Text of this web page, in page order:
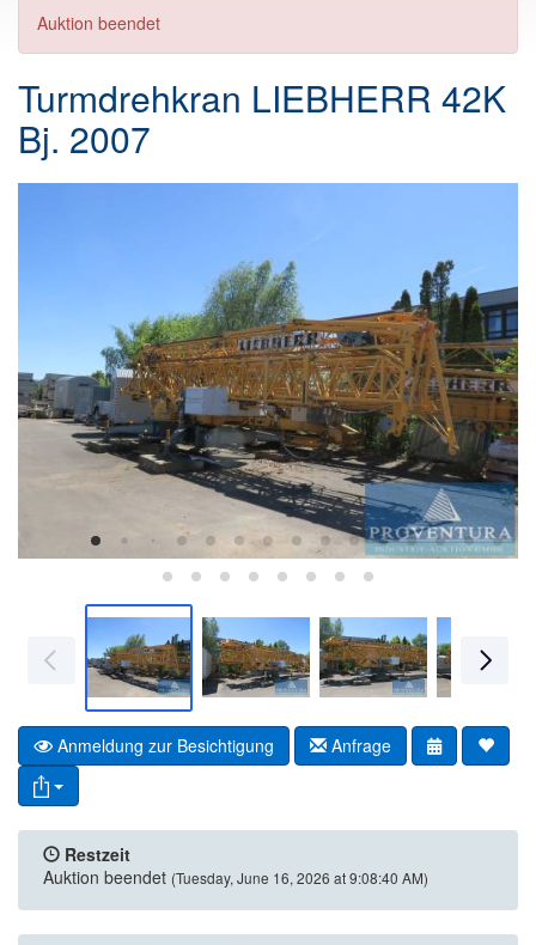
Auktion beendet
Turmdrehkran LIEBHERR 42K
Bj. 2007
Anmeldung zur Besichtigung Anfrage
Restzeit
Auktion beendet (Tuesday, June 16, 2026 at 9:08:40 AM)